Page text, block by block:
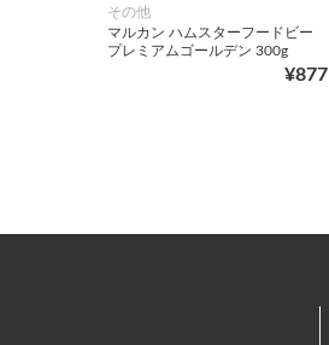
その他
マルカン ハムスターフードビー
プレミアムゴールデン 300g
¥877